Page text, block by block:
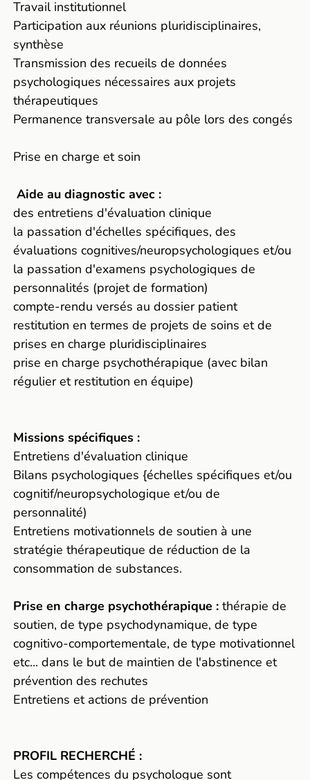
Travail institutionnel
Participation aux réunions pluridisciplinaires,
synthèse
Transmission des recueils de données
psychologiques nécessaires aux projets
thérapeutiques
Permanence transversale au pôle lors des congés
Prise en charge et soin
­ Aide au diagnostic avec :
des entretiens d'évaluation clinique
la passation d'échelles spécifiques, des
évaluations cognitives/neuropsychologiques et/ou
la passation d'examens psychologiques de
personnalités (projet de formation)
compte-rendu versés au dossier patient
restitution en termes de projets de soins et de
prises en charge pluridisciplinaires
prise en charge psychothérapique (avec bilan
régulier et restitution en équipe)
Missions spécifiques :
Entretiens d'évaluation clinique
Bilans psychologiques {échelles spécifiques et/ou
cognitif/neuropsychologique et/ou de
personnalité)
Entretiens motivationnels de soutien à une
stratégie thérapeutique de réduction de la
consommation de substances.
Prise en charge psychothérapique :thérapie de
soutien, de type psychodynamique, de type
cognitivo-comportementale, de type motivationnel
etc... dans le but de maintien de l'abstinence et
prévention des rechutes
Entretiens et actions de prévention
PROFIL RECHERCHÉ :
Les compétences du psychologue sont